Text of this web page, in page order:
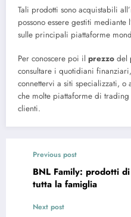
Tali prodotti sono acquistabili
possono essere gestiti
sulle principali piattaforme
Per conoscere poi il prezzo del
consultare i quotidiani
connettervi a siti specializzati,
che molte piattaforme di
clienti.
Previous post
BNL Family: prodotti
tutta la famiglia
Next post